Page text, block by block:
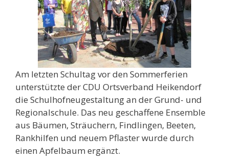
Am letzten Schultag vor den Sommerferien
unterstützte der CDU Ortsverband Heikendorf
die Schulhofneugestaltung an der Grund- und
Regionalschule. Das neu geschaffene Ensemble
aus Bäumen, Sträuchern, Findlingen, Beeten,
Rankhilfen und neuem Pflaster wurde durch
einen Apfelbaum ergänzt.